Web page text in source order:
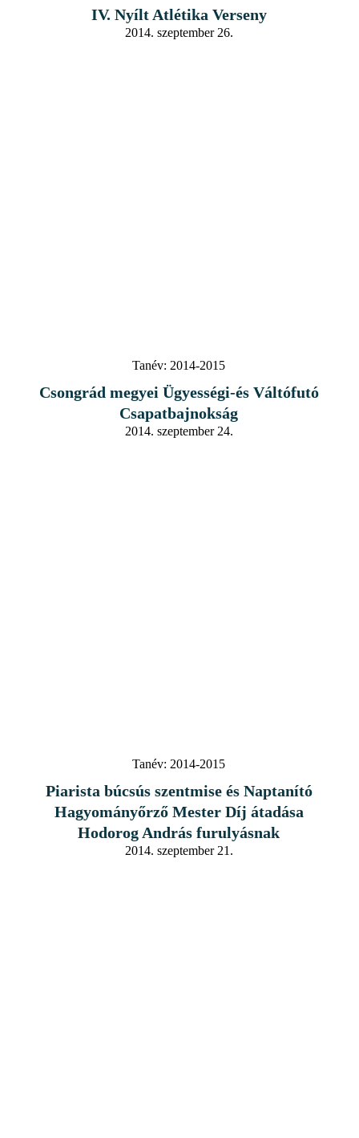
IV. Nyílt Atlétika Verseny
2014. szeptember 26.
Tanév: 2014-2015
Csongrád megyei Ügyességi-és Váltófutó
Csapatbajnokság
2014. szeptember 24.
Tanév: 2014-2015
Piarista búcsús szentmise és Naptanító
Hagyományőrző Mester Díj átadása
Hodorog András furulyásnak
2014. szeptember 21.